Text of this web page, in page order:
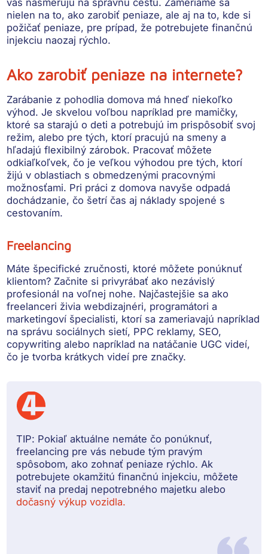
nielen na to, ako zarobiť peniaze, ale aj na to, kde si
požičať peniaze, pre prípad, že potrebujete finančnú
injekciu naozaj rýchlo.
Ako zarobiť peniaze na internete?
Zarábanie z pohodlia domova má hneď niekoľko
výhod. Je skvelou voľbou napríklad pre mamičky,
ktoré sa starajú o deti a potrebujú im prispôsobiť svoj
režim, alebo pre tých, ktorí pracujú na smeny a
hľadajúflexibilný zárobok. Pracovať môžete
odkiaľkoľvek, čo je veľkou výhodou pre tých, ktorí
žijú v oblastiach s obmedzenými pracovnými
možnosťami. Pri práci z domova navyšeodpadá
dochádzanie, čo šetrí čas aj náklady spojené s
cestovaním.
Freelancing
Máte špecifické zručnosti, ktoré môžete ponúknuť
klientom? Začnite si privyrábať ako nezávislý
profesionál na voľnej nohe. Najčastejšie sa ako
freelanceri živia webdizajnéri, programátori a
marketingoví špecialisti, ktorí sa zameriavajú napríklad
na správu sociálnych sietí, PPC reklamy, SEO,
copywriting alebo napríklad na natáčanie UGC videí,
čo je tvorba krátkych videí pre značky.
TIP: Pokiaľ aktuálne nemáte čo ponúknuť,
freelancing pre vás nebude tým pravým
spôsobom, ako zohnať peniaze rýchlo. Ak
potrebujete okamžitú finančnú injekciu, môžete
staviť na predaj nepotrebného majetku alebo
dočasný výkup vozidla.